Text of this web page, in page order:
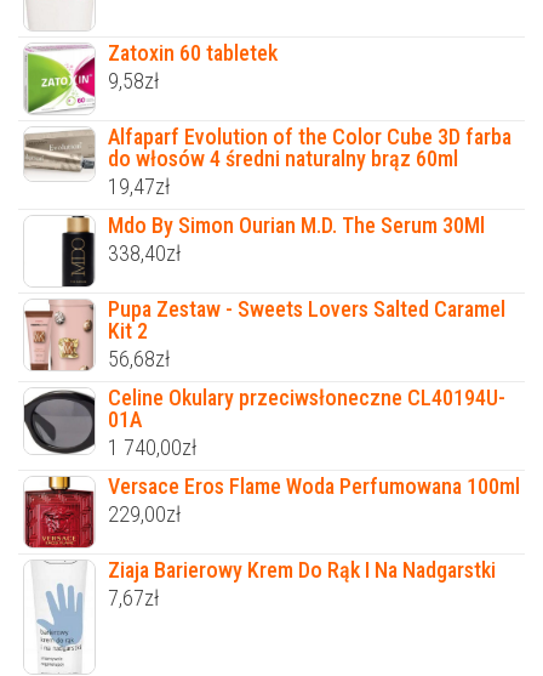
Zatoxin 60 tabletek
9,58zł
Alfaparf Evolution of the Color Cube 3D farba
do włosów 4 średni naturalny brąz 60ml
19,47zł
Mdo By Simon Ourian M.D. The Serum 30Ml
338,40zł
Pupa Zestaw - Sweets Lovers Salted Caramel
Kit 2
56,68zł
Celine Okulary przeciwsłoneczne CL40194U-
01A
1 740,00zł
Versace Eros Flame Woda Perfumowana 100ml
229,00zł
Ziaja Barierowy Krem Do Rąk I Na Nadgarstki
7,67zł